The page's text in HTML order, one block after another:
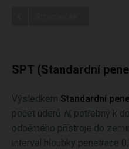
SPT (Standardní
Výsledkem Standardní
počet úderů N, potřebný k
odběrného přístroje do
interval hloubky penetrace